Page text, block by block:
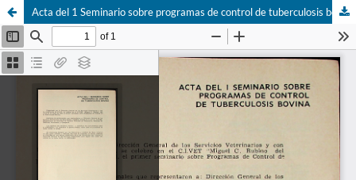
Acta del 1 Seminario sobre programas de control de tuberculosis bovina